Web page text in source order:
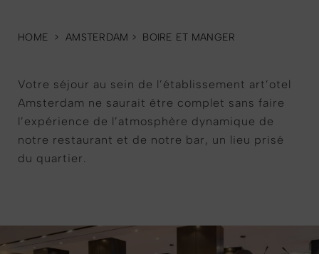
HOME > AMSTERDAM > BOIRE ET MANGER
Votre séjour au sein de l’établissement art’otel
Amsterdam ne saurait être complet sans faire
l’expérience de l’atmosphère dynamique de
notre restaurant et de notre bar, un lieu prisé
du quartier.